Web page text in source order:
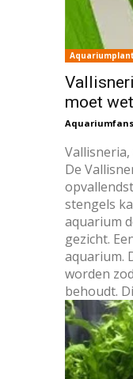
moet
Aquariumfans
De
stengels
aquarium
gezicht.
aquarium.
worden
behoudt.